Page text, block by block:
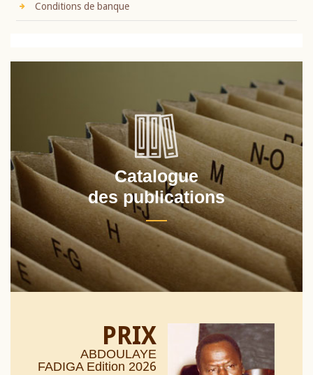
Conditions de banque
Catalogue
des publications
PRIX
ABDOULAYE
FADIGA Edition 2026